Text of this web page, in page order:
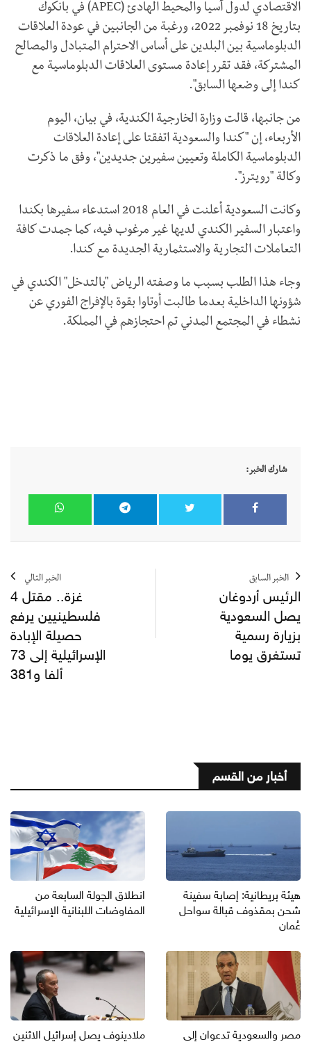
الاقتصادي لدول آسيا والمحيط الهادئ (APEC) في بانكوك
بتاريخ 18 نوفمبر 2022، ورغبة من الجانبين في عودة العلاقات
الدبلوماسية بين البلدين على أساس الاحترام المتبادل والمصالح
المشتركة، فقد تقرر إعادة مستوى العلاقات الدبلوماسية مع
كندا إلى وضعها السابق".
من جانبها، قالت وزارة الخارجية الكندية، في بيان، اليوم
الأربعاء، إن "كندا والسعودية اتفقتا على إعادة العلاقات
الدبلوماسية الكاملة وتعيين سفيرين جديدين"، وفق ما ذكرت
وكالة "رويترز".
وكانت السعودية أعلنت في العام 2018 استدعاء سفيرها بكندا
واعتبار السفير الكندي لديها غير مرغوب فيه، كما جمدت كافة
التعاملات التجارية والاستثمارية الجديدة مع كندا.
وجاء هذا الطلب بسبب ما وصفته الرياض "بالتدخل" الكندي في
شؤونها الداخلية بعدما طالبت أوتاوا بقوة بالإفراج الفوري عن
نشطاء في المجتمع المدني تم احتجازهم في المملكة.
شارك الخبر:
الخبر السابق
الرئيس أردوغان
يصل السعودية
بزيارة رسمية
تستغرق يوما
الخبر التالي
غزة.. مقتل 4
فلسطينيين يرفع
حصيلة الإبادة
الإسرائيلية إلى 73
ألفا و381
أخبار من القسم
هيئة بريطانية: إصابة سفينة
شحن بمقذوف قبالة سواحل
عُمان
انطلاق الجولة السابعة من
المفاوضات اللبنانية الإسرائيلية
مصر والسعودية تدعوان إلى ملادينوف يصل إسرائيل الاثنين